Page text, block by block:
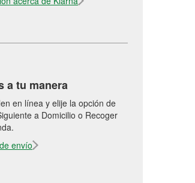
a tu manera
en línea y elije la opción de
a Domicilio o Recoger
envío